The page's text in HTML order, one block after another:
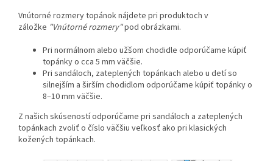
Vnútorné rozmery topánok nájdete pri produktoch v
záložke "Vnútorné rozmery"pod obrázkami.
Pri normálnom alebo užšom chodidle odporúčame kúpiť
topánky o cca 5 mm väčšie.
Pri sandáloch, zateplených topánkach alebo u detí so
silnejším a širším chodidlom odporúčame kúpiť topánky o
8–10 mm väčšie.
Z našich skúseností odporúčame pri sandáloch a zateplených
topánkach zvoliť o číslo väčšiu veľkosť ako pri klasických
kožených topánkach.